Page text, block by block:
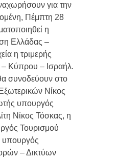
για την
Πέμπτη 28
η
Ελλάδας –
η τριμερής
Κύπρου – Ισραήλ.
συνοδεύουν στο
Νίκος
υπουργός
Νίκος Τόσκας, η
Τουρισμού
υπουργός
– Δικτύων